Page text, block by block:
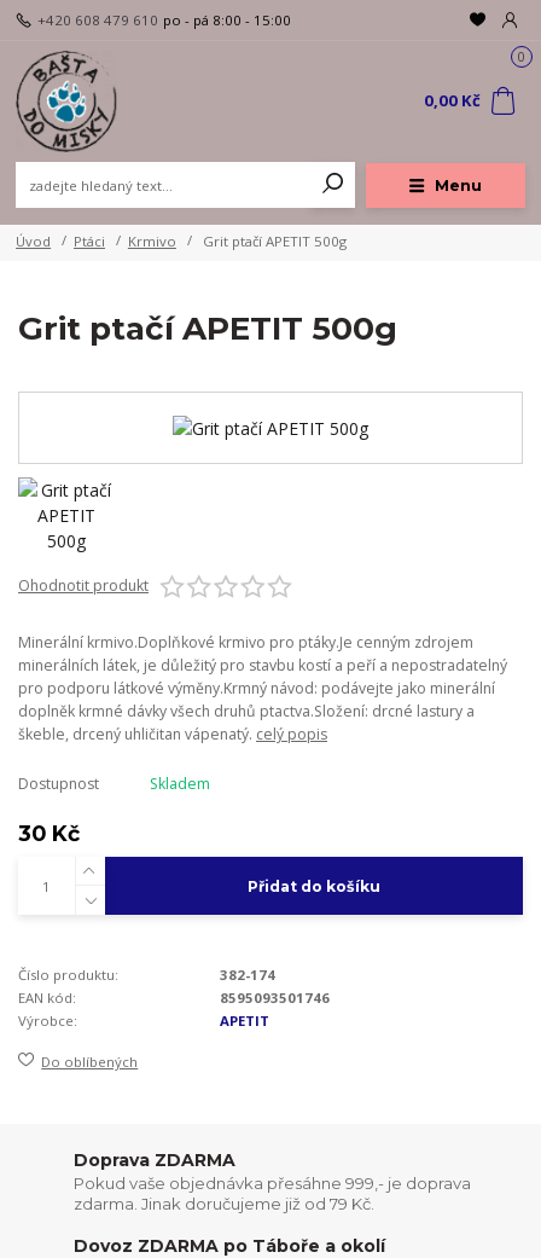
Menu
+420 608 479 610 po - pá 8:00 - 15:00
0
0,00 Kč
Úvod Ptáci Krmivo Grit ptačí APETIT 500g
Grit ptačí APETIT 500g
Ohodnotit produkt
Minerální krmivo.Doplňkové krmivo pro ptáky.Je cenným zdrojem
minerálních látek, je důležitý pro stavbu kostí a peří a nepostradatelný
pro podporu látkové výměny.Krmný návod: podávejte jako minerální
doplněk krmné dávky všech druhů ptactva.Složení: drcné lastury a
škeble, drcený uhličitan vápenatý. celý popis
Dostupnost Skladem
30 Kč
Přidat do košíku
Číslo produktu:
382-174
EAN kód:
8595093501746
Výrobce:
APETIT
Do oblíbených
Doprava ZDARMA
Pokud vaše objednávka přesáhne 999,- je doprava
zdarma. Jinak doručujeme již od 79 Kč.
Dovoz ZDARMA po Táboře a okolí